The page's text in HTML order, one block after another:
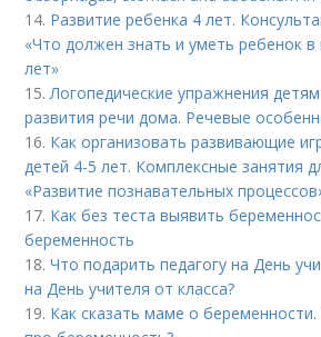
14. Развитие ребенка 4 лет.
«Что должен знать и уметь ребенок в
лет»
15.Логопедические упражнения
развития речи дома. Речевые
16. Как организовать развивающие
детей 4-5 лет. Комплексные занятия
«Развитие познавательных
17. Как без теста выявить
беременность
18.Что подарить педагогу на День
на День учителя от класса?
19. Как сказать маме о